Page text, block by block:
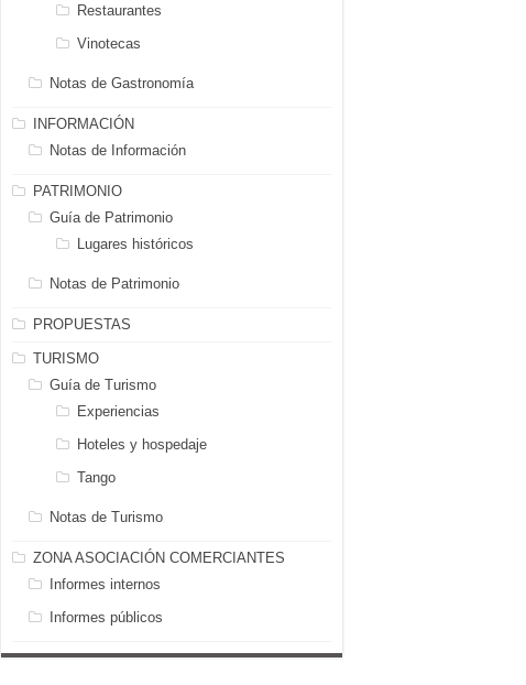
Restaurantes
Vinotecas
Notas de Gastronomía
INFORMACIÓN
Notas de Información
PATRIMONIO
Guía de Patrimonio
Lugares históricos
Notas de Patrimonio
PROPUESTAS
TURISMO
Guía de Turismo
Experiencias
Hoteles y hospedaje
Tango
Notas de Turismo
ZONA ASOCIACIÓN COMERCIANTES
Informes internos
Informes públicos